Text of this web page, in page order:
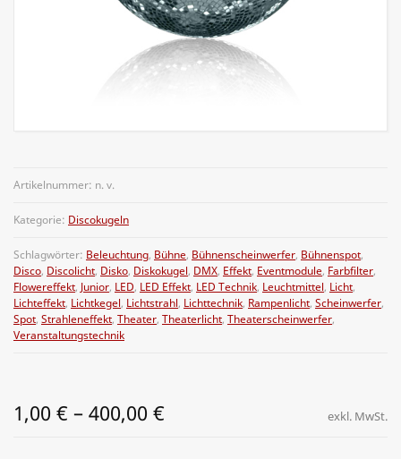
Artikelnummer: n. v.
Kategorie: Discokugeln
Schlagwörter: Beleuchtung, Bühne, Bühnenscheinwerfer, Bühnenspot,
Disco, Discolicht, Disko, Diskokugel, DMX, Effekt, Eventmodule, Farbfilter,
Flowereffekt, Junior, LED, LED Effekt, LED Technik, Leuchtmittel, Licht,
Lichteffekt, Lichtkegel, Lichtstrahl, Lichttechnik, Rampenlicht, Scheinwerfer,
Spot, Strahleneffekt, Theater, Theaterlicht, Theaterscheinwerfer,
Veranstaltungstechnik
1,00 € – 400,00 € exkl. MwSt.